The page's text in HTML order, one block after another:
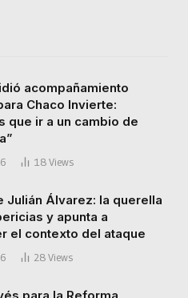
acompañamiento
Chaco Invierte:
que ir a un cambio de
18 Views
Julián Álvarez: la querella
y apunta a
el contexto del ataque
28 Views